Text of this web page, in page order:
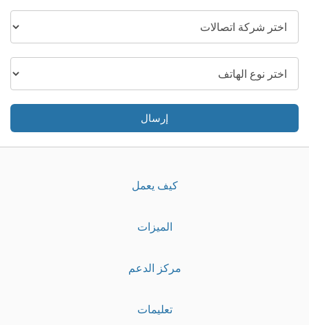
إرسال
كيف يعمل
الميزات
مركز الدعم
تعليمات